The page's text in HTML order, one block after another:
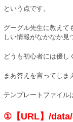
という点です。
グーグル先生に教えて
しい情報がなかなか見
どうも初心者には優し
まあ答えを言ってしま
テンプレートファイル
①【URL】/